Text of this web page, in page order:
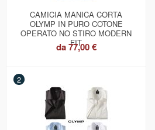
CAMICIA MANICA CORTA
OLYMP IN PURO COTONE
OPERATO NO STIRO MODERN
FIT
da77,00 €
2